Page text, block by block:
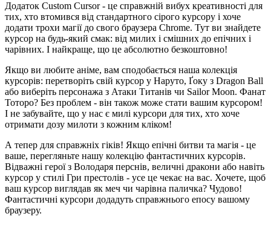
Додаток Custom Cursor - це справжній вибух креативності для
тих, хто втомився від стандартного сірого курсору і хоче
додати трохи магії до свого браузера Chrome. Тут ви знайдете
курсор на будь-який смак: від милих і смішних до епічних і
чарівних. І найкраще, що це абсолютно безкоштовно!
Якщо ви любите аніме, вам сподобається наша колекція
курсорів: перетворіть свій курсор у Наруто, Ґоку з Dragon Ball
або виберіть персонажа з Атаки Титанів чи Sailor Moon. Фанат
Тоторо? Без проблем - він також може стати вашим курсором!
І не забувайте, що у нас є милі курсори для тих, хто хоче
отримати дозу милоти з кожним кліком!
А тепер для справжніх гіків! Якщо епічні битви та магія - це
ваше, перегляньте нашу колекцію фантастичних курсорів.
Відважні герої з Володаря перснів, величні дракони або навіть
курсор у стилі Гри престолів - усе це чекає на вас. Хочете, щоб
ваш курсор виглядав як меч чи чарівна паличка? Чудово!
Фантастичні курсори додадуть справжнього епосу вашому
браузеру.